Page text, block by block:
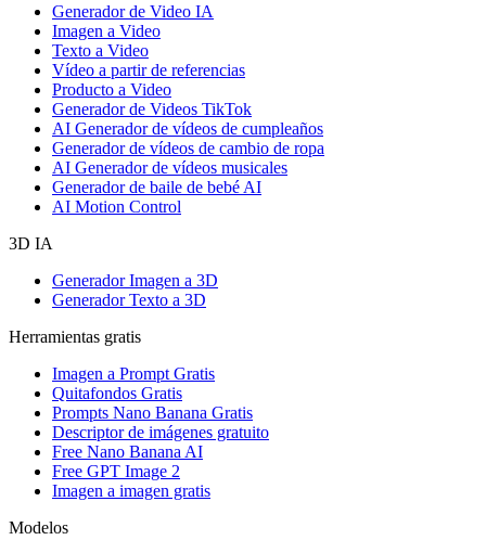
Generador de Video IA
Imagen a Video
Texto a Video
Vídeo a partir de referencias
Producto a Video
Generador de Videos TikTok
AI Generador de vídeos de cumpleaños
Generador de vídeos de cambio de ropa
AI Generador de vídeos musicales
Generador de baile de bebé AI
AI Motion Control
3D IA
Generador Imagen a 3D
Generador Texto a 3D
Herramientas gratis
Imagen a Prompt Gratis
Quitafondos Gratis
Prompts Nano Banana Gratis
Descriptor de imágenes gratuito
Free Nano Banana AI
Free GPT Image 2
Imagen a imagen gratis
Modelos